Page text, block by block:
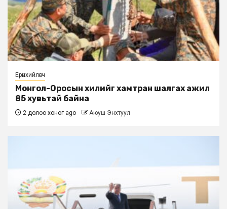
Ерөнхийлөгч
Монгол-Оросын хилийг хамтран шалгах ажил
85 хувьтай байна
2 долоо хоног ago Аюуш Энхтуул